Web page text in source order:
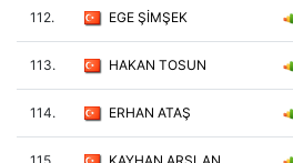
112. EGE ŞİMŞEK
113. HAKAN TOSUN
114. ERHAN ATAŞ